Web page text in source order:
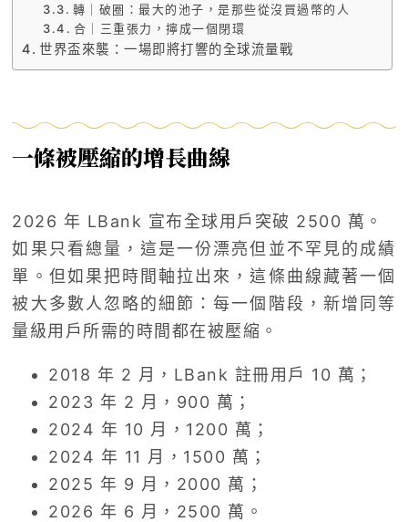
轉｜破圈：最大的池子，是那些從沒買過幣的人
合｜三重張力，擰成一個閉環
世界盃來襲：一場即將打響的全球流量戰
一條被壓縮的增長曲線
2026 年 LBank 宣布全球用戶突破 2500 萬。
如果只看總量，這是一份漂亮但並不罕見的成績
單。但如果把時間軸拉出來，這條曲線藏著一個
被大多數人忽略的細節：每一個階段，新增同等
量級用戶所需的時間都在被壓縮。
2018 年 2 月，LBank 註冊用戶 10 萬；
2023 年 2 月，900 萬；
2024 年 10 月，1200 萬；
2024 年 11 月，1500 萬；
2025 年 9 月，2000 萬；
2026 年 6 月，2500 萬。